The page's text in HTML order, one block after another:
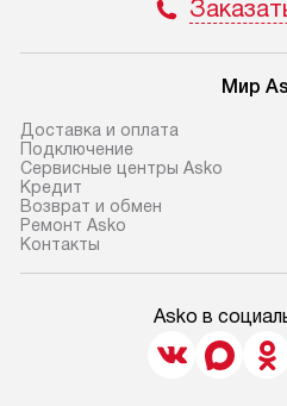
Мир
Доставка и оплата
Подключение
Сервисные центры Asko
Кредит
Возврат и обмен
Ремонт Asko
Контакты
Asko в